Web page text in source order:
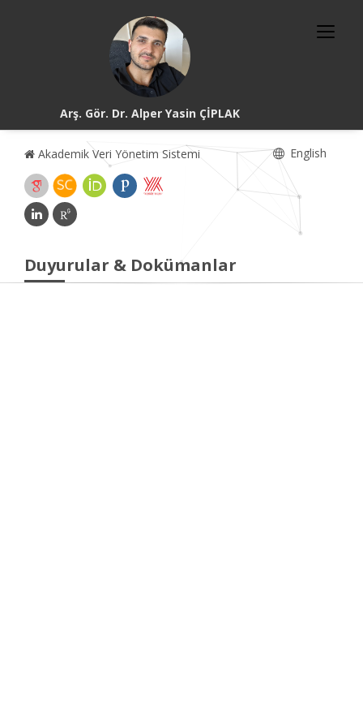
Arş. Gör. Dr. Alper Yasin ÇİPLAK
Akademik Veri Yönetim Sistemi English
Duyurular & Dokümanlar